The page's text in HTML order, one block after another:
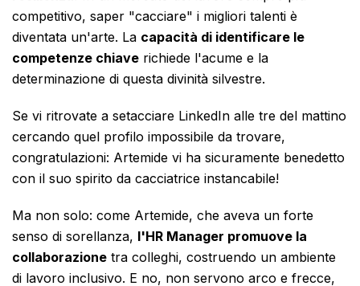
competitivo, saper "cacciare" i migliori talenti è
diventata un'arte. La capacità di identificare le
competenze chiave richiede l'acume e la
determinazione di questa divinità silvestre.
Se vi ritrovate a setacciare LinkedIn alle tre del mattino
cercando quel profilo impossibile da trovare,
congratulazioni: Artemide vi ha sicuramente benedetto
con il suo spirito da cacciatrice instancabile!
Ma non solo: come Artemide, che aveva un forte
senso di sorellanza, l'HR Manager promuove la
collaborazione tra colleghi, costruendo un ambiente
di lavoro inclusivo. E no, non servono arco e frecce,